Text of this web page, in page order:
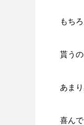
もち
貰うの
あま
喜ん